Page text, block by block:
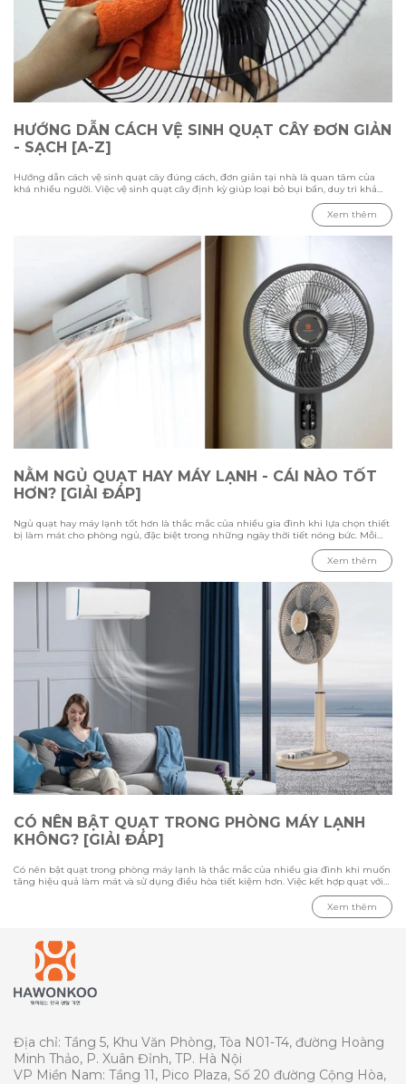
HƯỚNG DẪN CÁCH VỆ SINH QUẠT CÂY ĐƠN GIẢN
- SẠCH [A-Z]
Hướng dẫn cách vệ sinh quạt cây đúng cách, đơn giản tại nhà là quan tâm của
khá nhiều người. Việc vệ sinh quạt cây định kỳ giúp loại bỏ bụi bẩn, duy trì khả
năng làm mát và kéo dài tuổi thọ thiết bị. Trong bài viết này Hawonkoo sẽ hướng
dẫn chi tiết các bước vệ sinh từ cách tháo lắp, làm sạch từng bộ phận đến những
Xem thêm
NẰM NGỦ QUẠT HAY MÁY LẠNH - CÁI NÀO TỐT
HƠN? [GIẢI ĐÁP]
Ngủ quạt hay máy lạnh tốt hơn là thắc mắc của nhiều gia đình khi lựa chọn thiết
bị làm mát cho phòng ngủ, đặc biệt trong những ngày thời tiết nóng bức. Mỗi
phương pháp đều có ưu điểm và hạn chế riêng, phụ thuộc vào nhiệt độ môi
trường, diện tích phòng và nhu cầu sử dụng của từng người. Trong bài viết này
cùng Hawonkoo tìm hiểu sự khác biệt giữa việc ngủ bằng quạt và máy lạnh,
đánh giá ưu nhược điểm của từng thiết bị, đồng thời tham khảo cách sử dụng
phù hợp để tạo không gian nghỉ ngơi thoải mái và tiết kiệm điện.
Xem thêm
CÓ NÊN BẬT QUẠT TRONG PHÒNG MÁY LẠNH
KHÔNG? [GIẢI ĐÁP]
Có nên bật quạt trong phòng máy lạnh là thắc mắc của nhiều gia đình khi muốn
tăng hiệu quả làm mát và sử dụng điều hòa tiết kiệm hơn. Việc kết hợp quạt với
máy lạnh có thể giúp luồng khí lạnh phân bổ đều hơn, nhưng cần sử dụng đúng
cách để tránh gây cảm giác khó chịu. Trong bài viết này cùng Hawonkoo tìm hiểu
ưu nhược điểm khi bật quạt cùng điều hòa, loại quạt phù hợp cho phòng máy
Xem thêm
Địa chỉ: Tầng 5, Khu Văn Phòng, Tòa N01-T4, đường Hoàng
Minh Thảo, P. Xuân Đỉnh, TP. Hà Nội
VP Miền Nam: Tầng 11, Pico Plaza, Số 20 đường Cộng Hòa,